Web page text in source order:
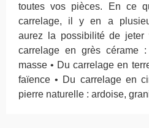
toutes vos pièces. En ce
carrelage, il y en a
aurez la possibilité de
carrelage en grès cérame
masse • Du carrelage en
faïence • Du carrelage en
pierre naturelle : ardoise,